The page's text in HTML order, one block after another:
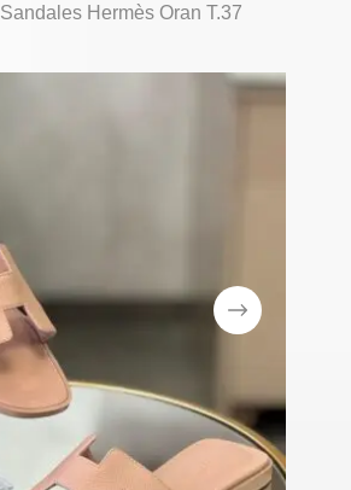
Sandales Hermès Oran T.37